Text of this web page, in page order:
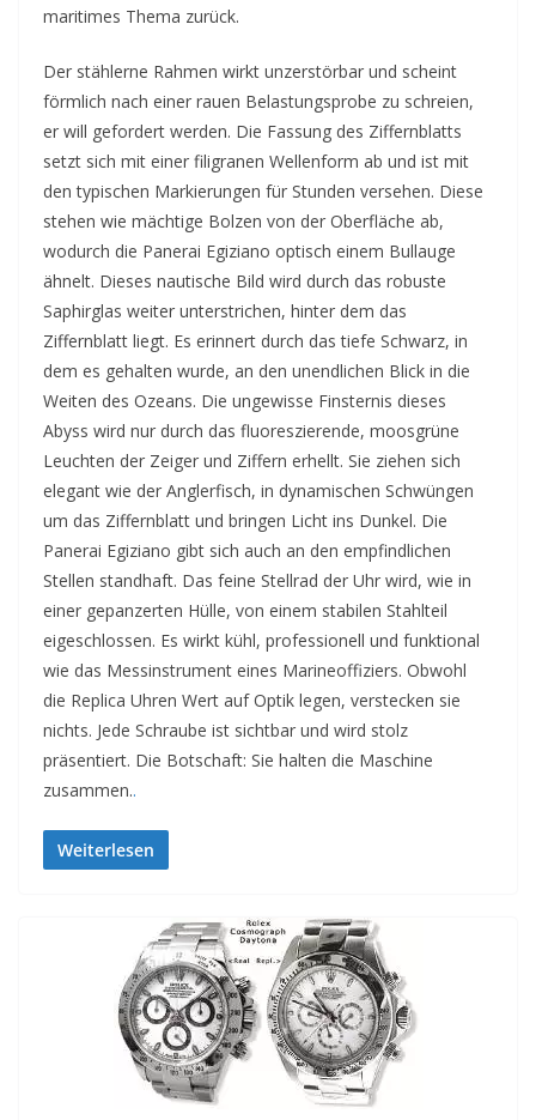
maritimes Thema zurück.
Der stählerne Rahmen wirkt unzerstörbar und scheint
förmlich nach einer rauen Belastungsprobe zu schreien,
er will gefordert werden. Die Fassung des Ziffernblatts
setzt sich mit einer filigranen Wellenform ab und ist mit
den typischen Markierungen für Stunden versehen. Diese
stehen wie mächtige Bolzen von der Oberfläche ab,
wodurch die Panerai Egiziano optisch einem Bullauge
ähnelt. Dieses nautische Bild wird durch das robuste
Saphirglas weiter unterstrichen, hinter dem das
Ziffernblatt liegt. Es erinnert durch das tiefe Schwarz, in
dem es gehalten wurde, an den unendlichen Blick in die
Weiten des Ozeans. Die ungewisse Finsternis dieses
Abyss wird nur durch das fluoreszierende, moosgrüne
Leuchten der Zeiger und Ziffern erhellt. Sie ziehen sich
elegant wie der Anglerfisch, in dynamischen Schwüngen
um das Ziffernblatt und bringen Licht ins Dunkel. Die
Panerai Egiziano gibt sich auch an den empfindlichen
Stellen standhaft. Das feine Stellrad der Uhr wird, wie in
einer gepanzerten Hülle, von einem stabilen Stahlteil
eigeschlossen. Es wirkt kühl, professionell und funktional
wie das Messinstrument eines Marineoffiziers. Obwohl
die Replica Uhren Wert auf Optik legen, verstecken sie
nichts. Jede Schraube ist sichtbar und wird stolz
präsentiert. Die Botschaft: Sie halten die Maschine
zusammen..
Weiterlesen